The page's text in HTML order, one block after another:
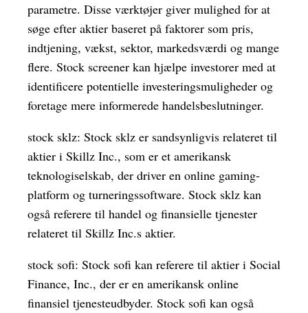
parametre. Disse værktøjer giver mulighed for at
søge efter aktier baseret på faktorer som pris,
indtjening, vækst, sektor, markedsværdi og mange
flere. Stock screener kan hjælpe investorer med at
identificere potentielle investeringsmuligheder og
foretage mere informerede handelsbeslutninger.
stock sklz: Stock sklz er sandsynligvis relateret til
aktier i Skillz Inc., som er et amerikansk
teknologiselskab, der driver en online gaming-
platform og turneringssoftware. Stock sklz kan
også referere til handel og finansielle tjenester
relateret til Skillz Inc.s aktier.
stock sofi: Stock sofi kan referere til aktier i Social
Finance, Inc., der er en amerikansk online
finansiel tjenesteudbyder. Stock sofi kan også